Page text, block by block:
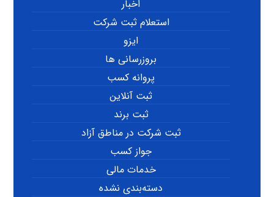
اخبار
استعلام ثبت شرکت
ایزو
بروزرسانی ها
پروانه کسب
ثبت آنلاین
ثبت برند
ثبت شرکت در مناطق آزاد
جواز کسب
خدمات مالی
دسته‌بندی نشده